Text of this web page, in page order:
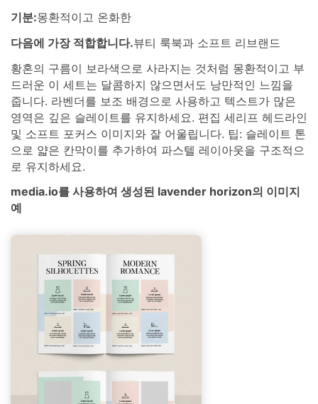
기분:몽환적이고 온화한
다음에 가장 적합합니다.뷰티 룩북과 소프트 리브랜드
황혼의 구름이 보라색으로 사라지는 것처럼 몽환적이고 부
드러운 이 세트는 달콤하지 않으면서도 낭만적인 느낌을
줍니다. 라벤더를 보조 배경으로 사용하고 텍스트가 많은
영역은 깊은 슬레이트를 유지하세요. 편집 세리프 헤드라인
및 소프트 포커스 이미지와 잘 어울립니다. 팁: 슬레이트 톤
으로 얇은 칸막이를 추가하여 파스텔 레이아웃을 구조적으
로 유지하세요.
media.io를 사용하여 생성된 lavender horizon의 이미지
예